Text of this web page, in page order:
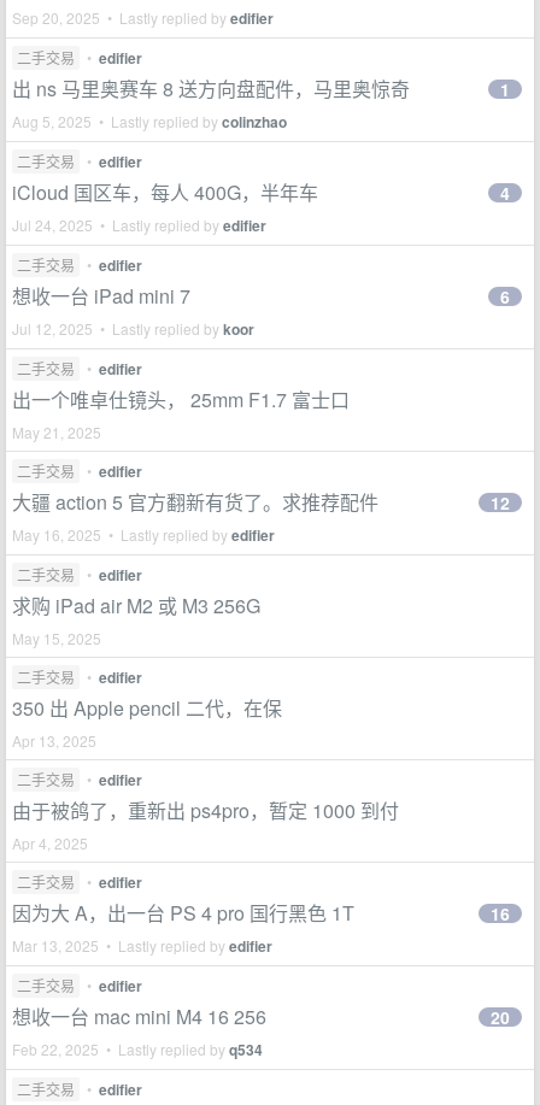
Sep 20, 2025 • Lastly replied byedifier
二手交易 • edifier
出 ns 马里奥赛车 8 送方向盘配件，马里奥惊奇
Aug 5, 2025 • Lastly replied bycolinzhao
1
二手交易 • edifier
iCloud 国区车，每人 400G，半年车
Jul 24, 2025 • Lastly replied byedifier
4
二手交易 • edifier
想收一台 iPad mini 7
Jul 12, 2025 • Lastly replied bykoor
6
二手交易 • edifier
出一个唯卓仕镜头， 25mm F1.7 富士口
May 21, 2025
二手交易
• edifier
大疆 action 5 官方翻新有货了。求推荐配件
May 16, 2025 • Lastly replied byedifier
12
二手交易 • edifier
求购 iPad air M2 或 M3 256G
May 15, 2025
二手交易
• edifier
350 出 Apple pencil 二代，在保
Apr 13, 2025
二手交易
• edifier
由于被鸽了，重新出 ps4pro，暂定 1000 到付
Apr 4, 2025
二手交易
• edifier
因为大 A，出一台 PS 4 pro 国行黑色 1T
Mar 13, 2025 • Lastly replied byedifier
16
二手交易 • edifier
想收一台 mac mini M4 16 256
Feb 22, 2025 • Lastly replied byq534
20
二手交易 • edifier